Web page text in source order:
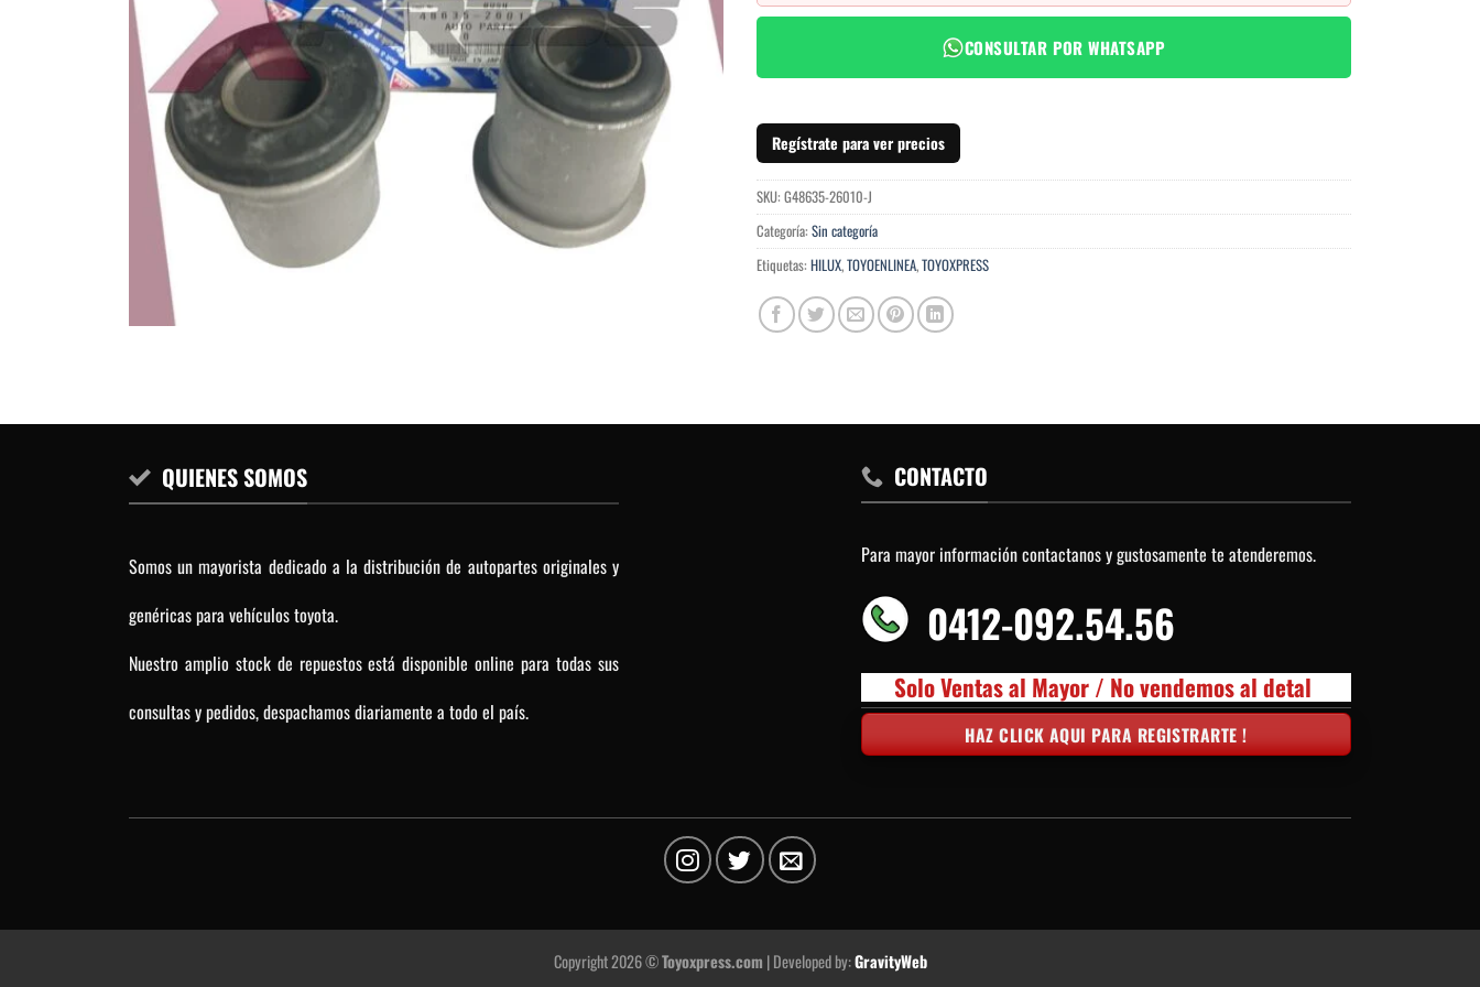
CONSULTAR POR WHATSAPP
Regístrate para ver precios
SKU: G48635-26010-J
Categoría: Sin categoría
Etiquetas: HILUX,TOYOENLINEA,TOYOXPRESS
QUIENES SOMOS
Somos un mayorista dedicado a la distribución de autopartes originales y
genéricas para vehículos toyota.
Nuestro amplio stock de repuestos está disponible online para todas sus
consultas y pedidos, despachamos diariamente a todo el país.
CONTACTO
Para mayor información contactanos y gustosamente te atenderemos.
0412-092.54.56
Solo Ventas al Mayor / No vendemos al detal
HAZ CLICK AQUI PARA REGISTRARTE !
Copyright 2026 ©Toyoxpress.com | Developed by:GravityWeb